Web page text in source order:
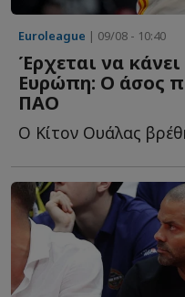
Euroleague | 09/08 - 10:40
Έρχεται να
Ευρώπη: Ο άσος
ΠΑΟ